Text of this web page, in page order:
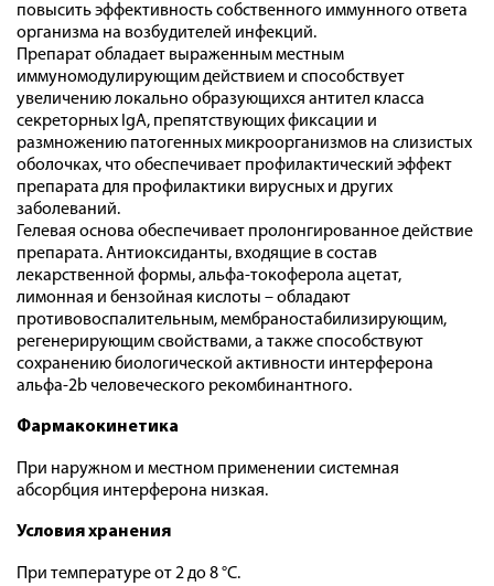
повысить эффективность собственного иммунного ответа
организма на возбудителей инфекций.
Препарат обладает выраженным местным
иммуномодулирующим действием и способствует
увеличению локально образующихся антител класса
секреторных IgA, препятствующих фиксации и
размножению патогенных микроорганизмов на слизистых
оболочках, что обеспечивает профилактический эффект
препарата для профилактики вирусных и других
заболеваний.
Гелевая основа обеспечивает пролонгированное действие
препарата. Антиоксиданты, входящие в состав
лекарственной формы, альфа-токоферола ацетат,
лимонная и бензойная кислоты – обладают
противовоспалительным, мембраностабилизирующим,
регенерирующим свойствами, а также способствуют
сохранению биологической активности интерферона
альфа-2b человеческого рекомбинантного.
Фармакокинетика
При наружном и местном применении системная
абсорбция интерферона низкая.
Условия хранения
При температуре от 2 до 8 °С.